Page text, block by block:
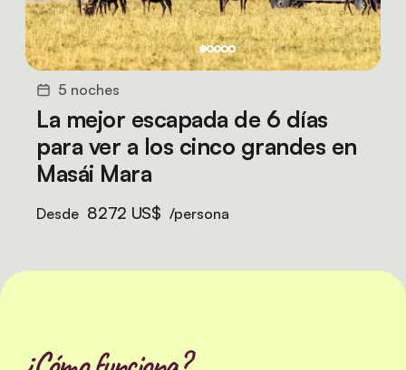
5 noches
La mejor escapada de 6 días
para ver a los cinco grandes en
Masái Mara
Desde 8272 US$ /persona